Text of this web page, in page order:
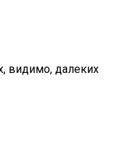
видимо, далеких